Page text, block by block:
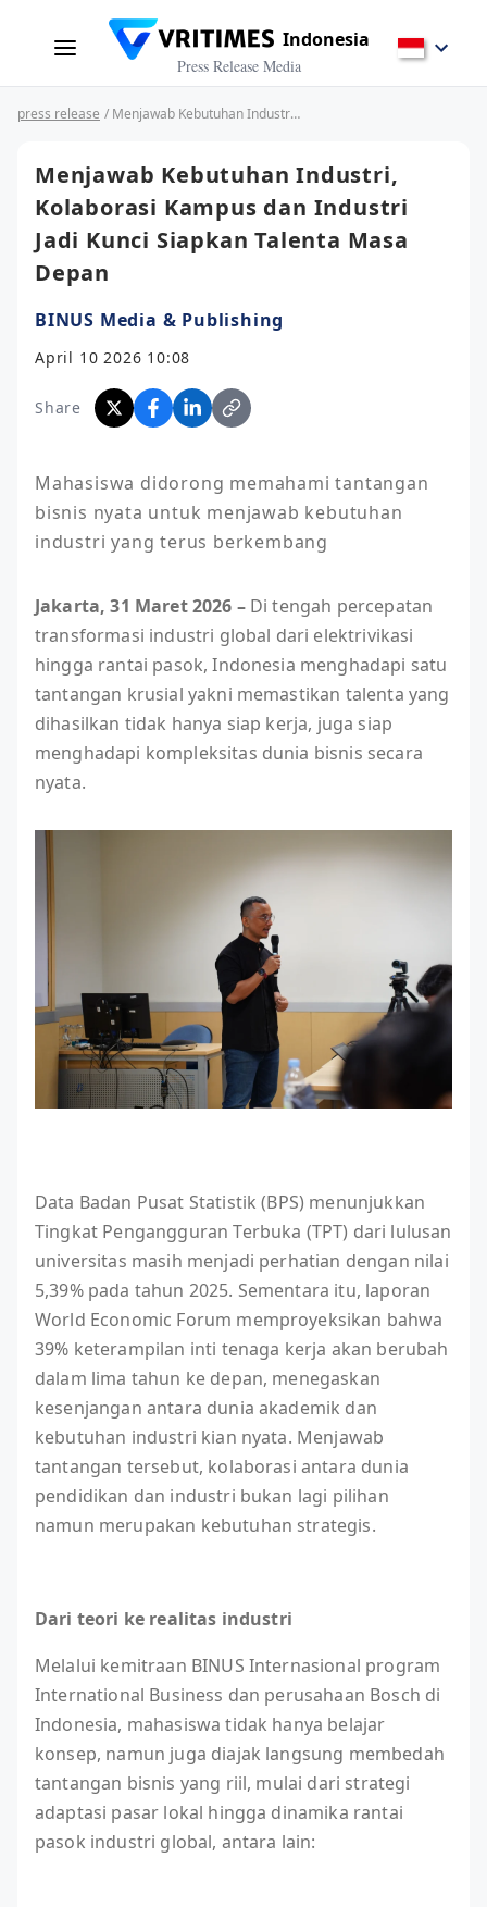
Indonesia
Press Release Media
press release / Menjawab Kebutuhan Industri, Kolaborasi Kampus dan Industri Jadi Kunci Siapkan Talenta Masa Depan
Menjawab Kebutuhan Industri,
Kolaborasi Kampus dan Industri
Jadi Kunci Siapkan Talenta Masa
Depan
BINUS Media & Publishing
April 10 2026 10:08
Share
Mahasiswa didorong memahami tantangan
bisnis nyata untuk menjawab kebutuhan
industri yang terus berkembang
Jakarta, 31 Maret 2026 –Di tengah percepatan
transformasi industri global dari elektrivikasi
hingga rantai pasok, Indonesia menghadapi satu
tantangan krusial yakni memastikan talenta yang
dihasilkan tidak hanya siap kerja, juga siap
menghadapi kompleksitas dunia bisnis secara
nyata.
Data Badan Pusat Statistik (BPS) menunjukkan
Tingkat Pengangguran Terbuka (TPT) dari lulusan
universitas masih menjadi perhatian dengan nilai
5,39% pada tahun 2025. Sementara itu, laporan
World Economic Forum memproyeksikan bahwa
39% keterampilan inti tenaga kerja akan berubah
dalam lima tahun ke depan, menegaskan
kesenjangan antara dunia akademik dan
kebutuhan industri kian nyata. Menjawab
tantangan tersebut, kolaborasi antara dunia
pendidikan dan industri bukan lagi pilihan
namun merupakan kebutuhan strategis.
Dari teori ke realitas industri
Melalui kemitraan BINUS Internasional program
International Business dan perusahaan Bosch di
Indonesia, mahasiswa tidak hanya belajar
konsep, namun juga diajak langsung membedah
tantangan bisnis yang riil, mulai dari strategi
adaptasi pasar lokal hingga dinamika rantai
pasok industri global, antara lain: